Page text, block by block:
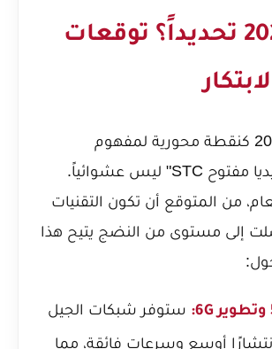
لماذا 2026 تحديداً؟ توقعات
اختيار عام 2026 كنقطة محورية لمفهوم
"سوشيال ميديا مفتوح STC" ليس عشوائياً.
من المتوقع أن تكون التقنيات
إلى مستوى من النضج يتيح هذا
ستوفر شبكات الجيل
أوسع وسرعات فائقة، مما